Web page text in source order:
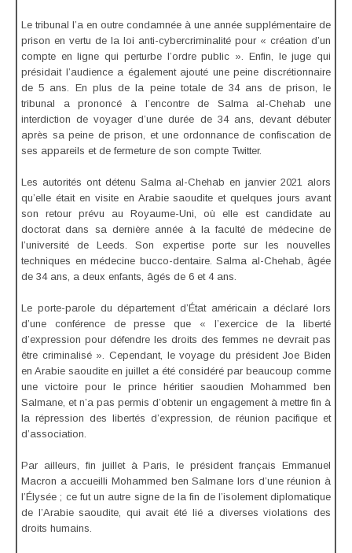
Le tribunal l’a en outre condamnée à une année supplémentaire de
prison en vertu de la loi anti-cybercriminalité pour « création d’un
compte en ligne qui perturbe l’ordre public ». Enfin, le juge qui
présidait l’audience a également ajouté une peine discrétionnaire
de 5 ans. En plus de la peine totale de 34 ans de prison, le
tribunal a prononcé à l’encontre de Salma al-Chehab une
interdiction de voyager d’une durée de 34 ans, devant débuter
après sa peine de prison, et une ordonnance de confiscation de
ses appareils et de fermeture de son compte Twitter.
Les autorités ont détenu Salma al-Chehab en janvier 2021 alors
qu’elle était en visite en Arabie saoudite et quelques jours avant
son retour prévu au Royaume-Uni, où elle est candidate au
doctorat dans sa dernière année à la faculté de médecine de
l’université de Leeds. Son expertise porte sur les nouvelles
techniques en médecine bucco-dentaire. Salma al-Chehab, âgée
de 34 ans, a deux enfants, âgés de 6 et 4 ans.
Le porte-parole du département d’État américain a déclaré lors
d’une conférence de presse que « l’exercice de la liberté
d’expression pour défendre les droits des femmes ne devrait pas
être criminalisé ». Cependant, le voyage du président Joe Biden
en Arabie saoudite en juillet a été considéré par beaucoup comme
une victoire pour le prince héritier saoudien Mohammed ben
Salmane, et n’a pas permis d’obtenir un engagement à mettre fin à
la répression des libertés d’expression, de réunion pacifique et
d’association.
Par ailleurs, fin juillet à Paris, le président français Emmanuel
Macron a accueilli Mohammed ben Salmane lors d’une réunion à
l’Élysée ; ce fut un autre signe de la fin de l’isolement diplomatique
de l’Arabie saoudite, qui avait été lié a diverses violations des
droits humains.